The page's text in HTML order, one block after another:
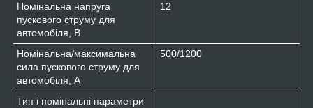
Номінальна напруга
пускового струму для
автомобіля, В
12
Номінальна/максимальна
сила пускового струму для
автомобіля, А
500/1200
Тип і номінальні параметри